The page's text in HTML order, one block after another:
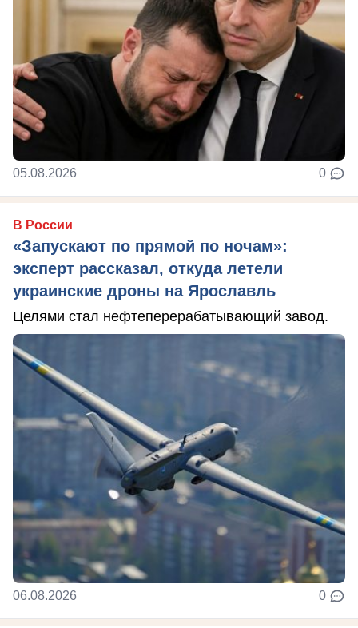
05.08.2026 0
В России
«Запускают по прямой по ночам»:
эксперт рассказал, откуда летели
украинские дроны на Ярославль
Целями стал нефтеперерабатывающий завод.
06.08.2026 0